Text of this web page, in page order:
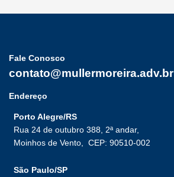
Fale Conosco
contato@mullermoreira.adv.br
Endereço
Porto Alegre/RS
Rua 24 de outubro 388, 2ª andar,
Moinhos de Vento, CEP: 90510-002
São Paulo/SP